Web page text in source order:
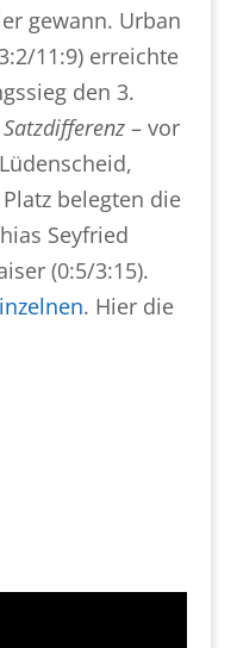
gewann. Urban
11:9) erreichte
den 3.
– vor
belegten die
Seyfried
(0:5/3:15).
. Hier die